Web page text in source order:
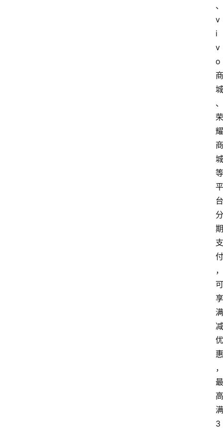
、
v
i
v
o
商
城
、
荣
耀
商
城
等
平
台
分
期
支
付
，
可
享
满
减
优
惠
，
最
高
满
3